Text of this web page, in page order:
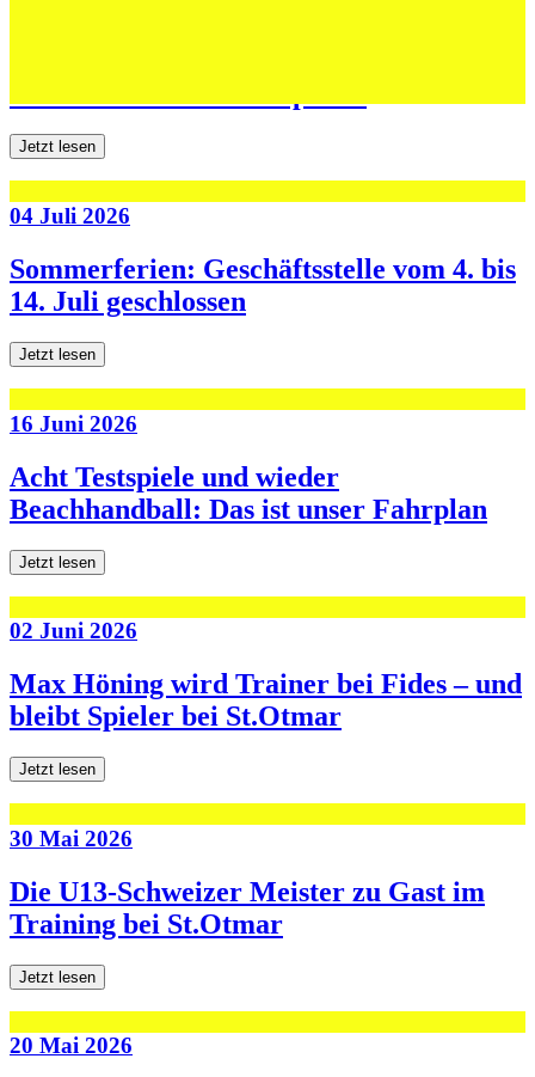
Jetzt lesen
04 Juli 2026
Sommerferien: Geschäftsstelle vom 4. bis
14. Juli geschlossen
Jetzt lesen
16 Juni 2026
Acht Testspiele und wieder
Beachhandball: Das ist unser Fahrplan
Jetzt lesen
02 Juni 2026
Max Höning wird Trainer bei Fides – und
bleibt Spieler bei St.Otmar
Jetzt lesen
30 Mai 2026
Die U13-Schweizer Meister zu Gast im
Training bei St.Otmar
Jetzt lesen
20 Mai 2026